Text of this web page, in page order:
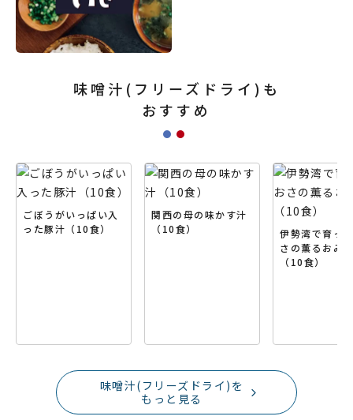
味噌汁(フリーズドライ)も
おすすめ
ごぼうがいっぱい入
った豚汁（10食）
関西の母の味かす汁
（10食）
伊勢湾で育っ
さの薫るおみ
（10食）
味噌汁(フリーズドライ)を
もっと見る